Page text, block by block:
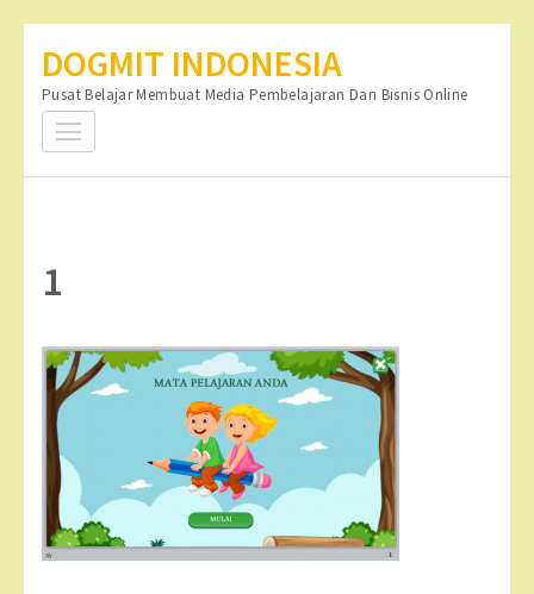
konten
(Tekan
DOGMIT INDONESIA
Pusat Belajar Membuat Media Pembelajaran Dan Bisnis Online
1